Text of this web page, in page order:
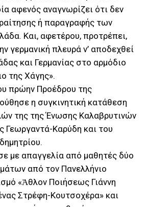
αφενός αναγνωρίζει ότι δεν
ή παραγραφής των
Και, αφετέρου, προτρέπει,
γερμανική πλευρά ν’ αποδεχθεί
και Γερμανίας στο αρμόδιο
της Χάγης».
πρώην Προέδρου της
η συγκινητική κατάθεση
της της Ένωσης Καλαβρυτινών
Γεωργαντά-Καρύδη και του
με απαγγελία από μαθητές δύο
από τον Πανελλήνιο
«Ἀθλον Ποιήσεως Γιάννη
Στρέφη-Κουτσοχέρα» και